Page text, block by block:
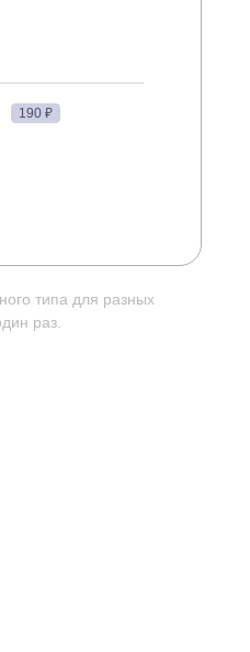
190 ₽
типа для разных
раз.